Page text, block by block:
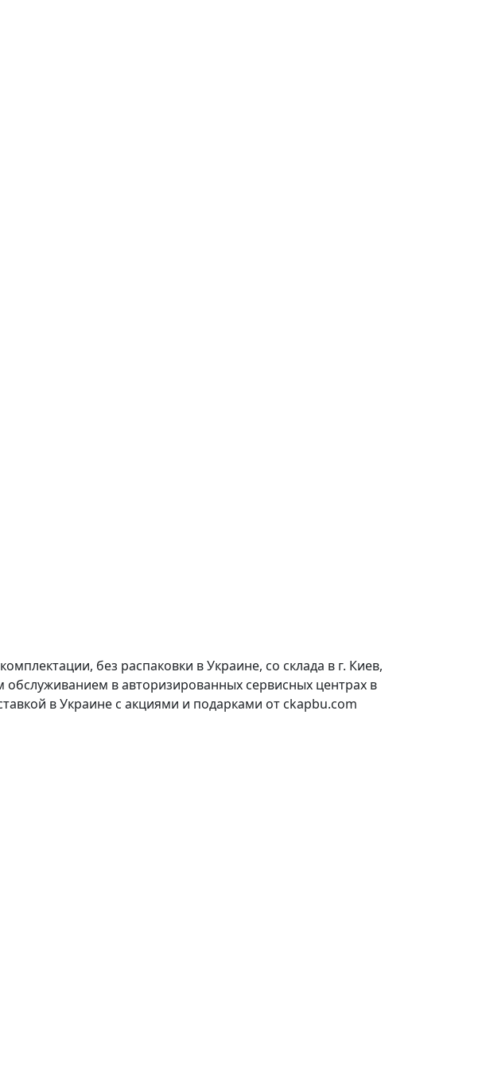
без распаковки в Украине, со склада в г. Киев,
в авторизированных сервисных центрах в
в Украине с акциями и подарками от ckapbu.com